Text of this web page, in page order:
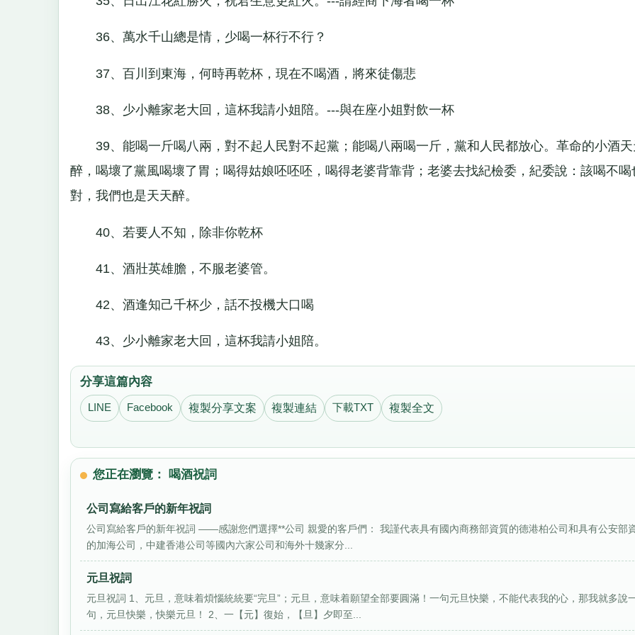
36、萬水千山總是情，少喝一杯行不行？
37、百川到東海，何時再乾杯，現在不喝酒，將來徒傷悲
38、少小離家老大回，這杯我請小姐陪。---與在座小姐對飲一杯
39、能喝一斤喝八兩，對不起人民對不起黨；能喝八兩喝一斤，黨和人民都放心。革命的小酒天
醉，喝壞了黨風喝壞了胃；喝得姑娘呸呸呸，喝得老婆背靠背；老婆去找紀檢委，紀委說：該喝不喝
對，我們也是天天醉。
40、若要人不知，除非你乾杯
41、酒壯英雄膽，不服老婆管。
42、酒逢知己千杯少，話不投機大口喝
43、少小離家老大回，這杯我請小姐陪。
分享這篇內容
LINE Facebook 複製分享文案 複製連結 下載TXT 複製全文
您正在瀏覽： 喝酒祝詞
公司寫給客戶的新年祝詞
公司寫給客戶的新年祝詞 ——感謝您們選擇**公司 親愛的客戶們： 我謹代表具有國內商務部資質的德港柏公司和具有公安部
的加海公司，中建香港公司等國內六家公司和海外十幾家分...
元旦祝詞
元旦祝詞 1、元旦，意味着煩惱統統要“完旦”；元旦，意味着願望全部要圓滿！一句元旦快樂，不能代表我的心，那我就多說
句，元旦快樂，快樂元旦！ 2、一【元】復始，【旦】夕即至...